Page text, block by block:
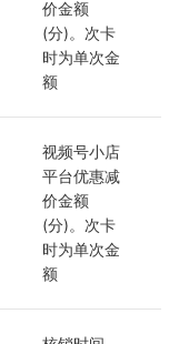
价金额
(分)。次卡
时为单次金
额
视频号小店
平台优惠减
价金额
(分)。次卡
时为单次金
额